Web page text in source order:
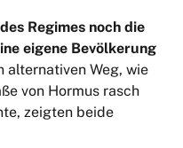
Regimes noch die
eigene Bevölkerung
alternativen Weg, wie
von Hormus rasch
zeigten beide